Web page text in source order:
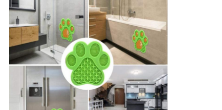
PRIVACY
POLICY